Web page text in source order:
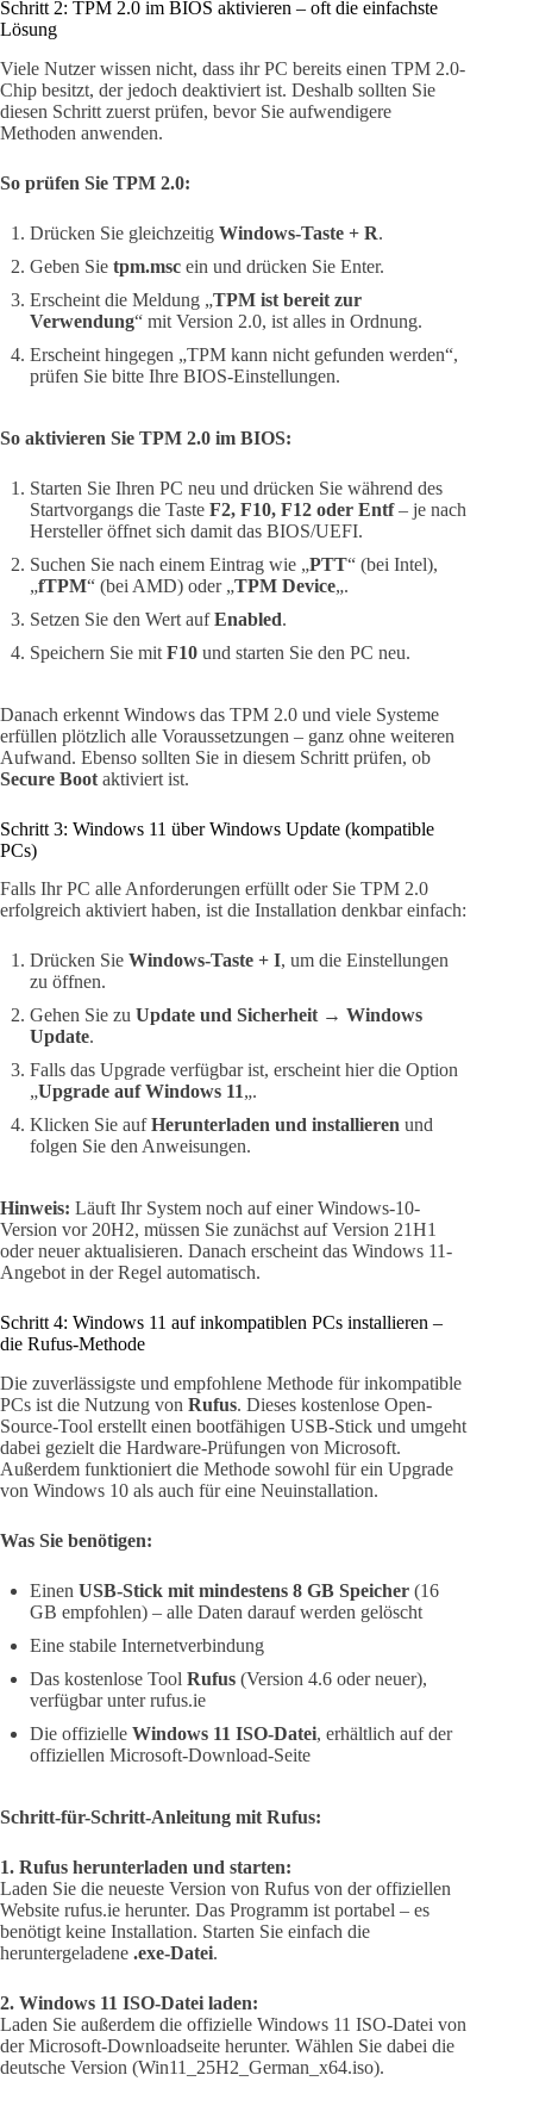
Schritt 2: TPM 2.0 im BIOS aktivieren – oft die einfachste
Lösung
Viele Nutzer wissen nicht, dass ihr PC bereits einen TPM 2.0-
Chip besitzt, der jedoch deaktiviert ist. Deshalb sollten Sie
diesen Schritt zuerst prüfen, bevor Sie aufwendigere
Methoden anwenden.
So prüfen Sie TPM 2.0:
Drücken Sie gleichzeitig Windows-Taste + R.
Geben Sie tpm.msc ein und drücken Sie Enter.
Erscheint die Meldung „TPM ist bereit zur
Verwendung“ mit Version 2.0, ist alles in Ordnung.
Erscheint hingegen „TPM kann nicht gefunden werden“,
prüfen Sie bitte Ihre BIOS-Einstellungen.
So aktivieren Sie TPM 2.0 im BIOS:
Starten Sie Ihren PC neu und drücken Sie während des
Startvorgangs die Taste F2, F10, F12 oder Entf– je nach
Hersteller öffnet sich damit das BIOS/UEFI.
Suchen Sie nach einem Eintrag wie „PTT“ (bei Intel),
„fTPM“ (bei AMD) oder „TPM Device„.
Setzen Sie den Wert aufEnabled.
Speichern Sie mit F10 und starten Sie den PC neu.
Danach erkennt Windows das TPM 2.0 und viele Systeme
erfüllen plötzlich alle Voraussetzungen – ganz ohne weiteren
Aufwand. Ebenso sollten Sie in diesem Schritt prüfen, ob
Secure Boot aktiviert ist.
Schritt 3: Windows 11 über Windows Update (kompatible
PCs)
Falls Ihr PC alle Anforderungen erfüllt oder Sie TPM 2.0
erfolgreich aktiviert haben, ist die Installation denkbar einfach:
Drücken Sie Windows-Taste + I, um die Einstellungen
zu öffnen.
Gehen Sie zu Update und Sicherheit → Windows
Update.
Falls das Upgrade verfügbar ist, erscheint hier die Option
„Upgrade auf Windows 11„.
Klicken Sie aufHerunterladen und installieren und
folgen Sie den Anweisungen.
Hinweis: Läuft Ihr System noch auf einer Windows-10-
Version vor 20H2, müssen Sie zunächst auf Version 21H1
oder neuer aktualisieren. Danach erscheint das Windows 11-
Angebot in der Regel automatisch.
Schritt 4: Windows 11 auf inkompatiblen PCs installieren –
die Rufus-Methode
Die zuverlässigste und empfohlene Methode für inkompatible
PCs ist die Nutzung von Rufus. Dieses kostenlose Open-
Source-Tool erstellt einen bootfähigen USB-Stick und umgeht
dabei gezielt die Hardware-Prüfungen von Microsoft.
Außerdem funktioniert die Methode sowohl für ein Upgrade
von Windows 10 als auch für eine Neuinstallation.
Was Sie benötigen:
Einen USB-Stick mit mindestens 8 GB Speicher (16
GB empfohlen) – alle Daten darauf werden gelöscht
Eine stabile Internetverbindung
Das kostenlose Tool Rufus (Version 4.6 oder neuer),
verfügbar unter rufus.ie
Die offizielle Windows 11 ISO-Datei, erhältlich auf der
offiziellen Microsoft-Download-Seite
Schritt-für-Schritt-Anleitung mit Rufus:
1. Rufus herunterladen und starten:
Laden Sie die neueste Version von Rufus von der offiziellen
Website rufus.ie herunter. Das Programm ist portabel – es
benötigt keine Installation. Starten Sie einfach die
heruntergeladene .exe-Datei.
2. Windows 11 ISO-Datei laden:
Laden Sie außerdem die offizielle Windows 11 ISO-Datei von
der Microsoft-Downloadseite herunter. Wählen Sie dabei die
deutsche Version (Win11_25H2_German_x64.iso).